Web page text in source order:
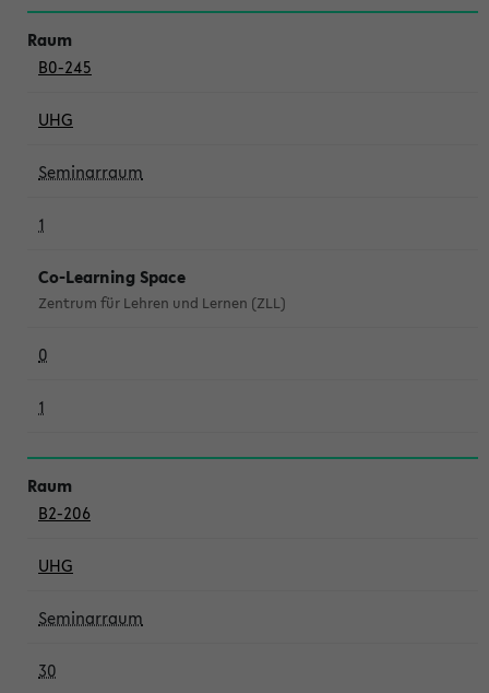
B0-245
UHG
Seminarraum
1
Co-Learning Space
Zentrum für Lehren und Lernen (ZLL)
0
1
B2-206
UHG
Seminarraum
30